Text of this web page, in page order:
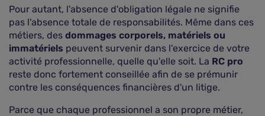
Pour autant, l'absence d'obligation légale ne signifie
pas l'absence totale de responsabilités. Même dans ces
métiers, des dommages corporels, matériels ou
immatériels peuvent survenir dans l'exercice de votre
activité professionnelle, quelle qu'elle soit. La RC pro
reste donc fortement conseillée afin de se prémunir
contre les conséquences financières d'un litige.
Parce que chaque professionnel a son propre métier,